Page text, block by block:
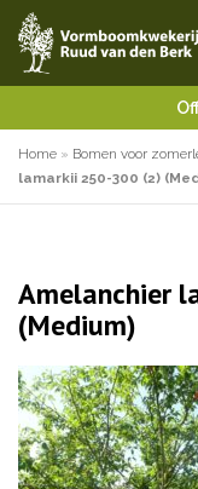
Home » Bomen voor
lamarkii 250-300 (2)
Amelanchier
(Medium)